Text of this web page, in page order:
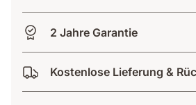
2 Jahre Garantie
Kostenlose Lieferung &